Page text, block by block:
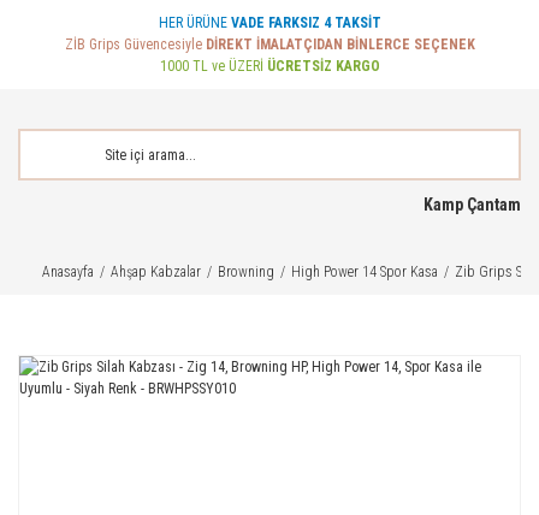
HER ÜRÜNE VADE FARKSIZ 4 TAKSİT
ZİB Grips Güvencesiyle DİREKT İMALATÇIDAN BİNLERCE SEÇENEK
1000 TL ve ÜZERİ ÜCRETSİZ KARGO
Kamp Çantam
Anasayfa Ahşap Kabzalar Browning High Power 14 Spor Kasa Zib Grips